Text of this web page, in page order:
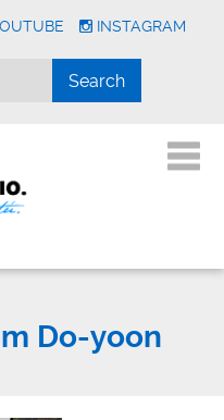
INSTAGRAM
Do-yoon